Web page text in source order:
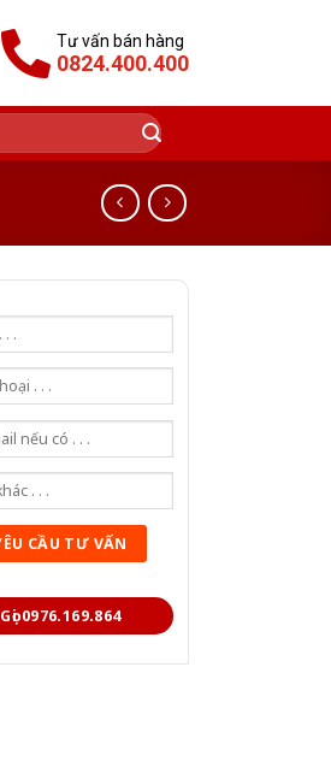
Tư vấn bán hàng
0824.400.400
Gọi 0976.169.864